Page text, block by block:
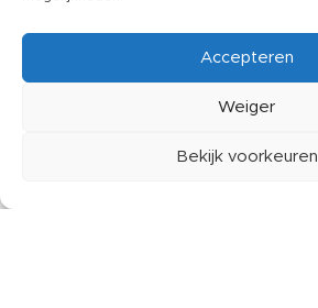
Accepteren
Weiger
Bekijk voorkeuren
Linkdin